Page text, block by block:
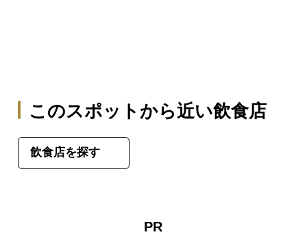
このスポットから近い飲食店
飲食店を探す
PR